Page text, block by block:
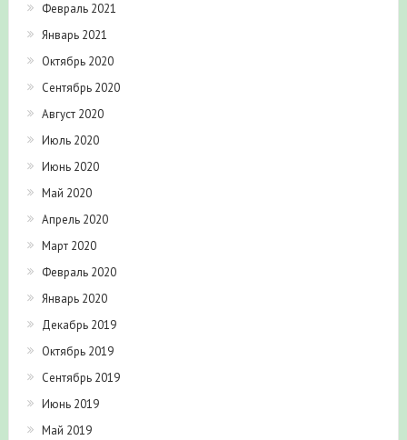
Февраль 2021
Январь 2021
Октябрь 2020
Сентябрь 2020
Август 2020
Июль 2020
Июнь 2020
Май 2020
Апрель 2020
Март 2020
Февраль 2020
Январь 2020
Декабрь 2019
Октябрь 2019
Сентябрь 2019
Июнь 2019
Май 2019